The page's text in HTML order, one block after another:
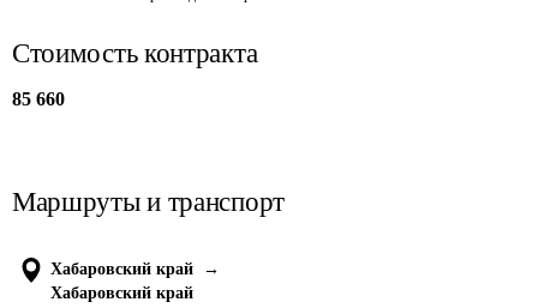
Стоимость контракта
85 660
Маршруты и транспорт
Хабаровский край
→
Хабаровский край